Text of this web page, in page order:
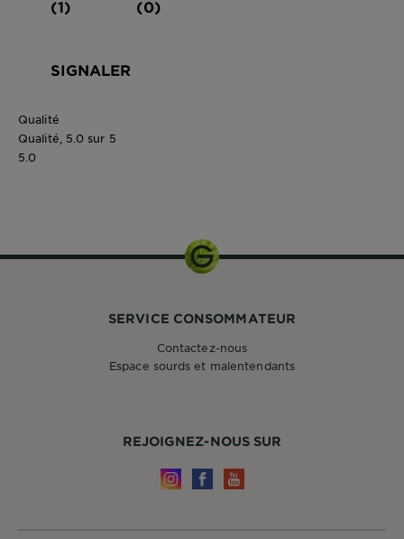
(1) (0)
SIGNALER
Qualité
Qualité, 5.0 sur 5
5.0
REJOIGNEZ-NOUS SUR
SERVICE CONSOMMATEUR
Contactez-nous
Espace sourds et malentendants